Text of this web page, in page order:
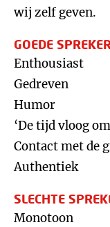
wij zelf geven.
GOEDE
Enthousiast
Gedreven
Humor
‘De tijd vloog
Contact met de
Authentiek
SLECHTE
Monotoon